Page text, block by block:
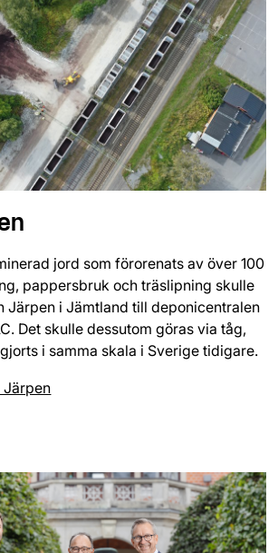
jord som förorenats av över 100
pappersbruk och träslipning skulle
Järpen i Jämtland till deponicentralen
Det skulle dessutom göras via tåg,
i samma skala i Sverige tidigare.
Järpen